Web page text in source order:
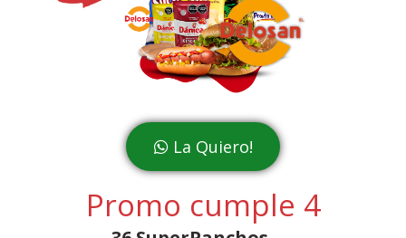
La Quiero!
Promo cumple 4